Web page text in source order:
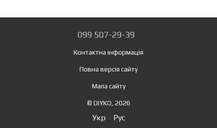
099 507-29-39
Контактна інформація
Повна версія сайту
Мапа сайту
© DIYKO, 2026
Укр Рус